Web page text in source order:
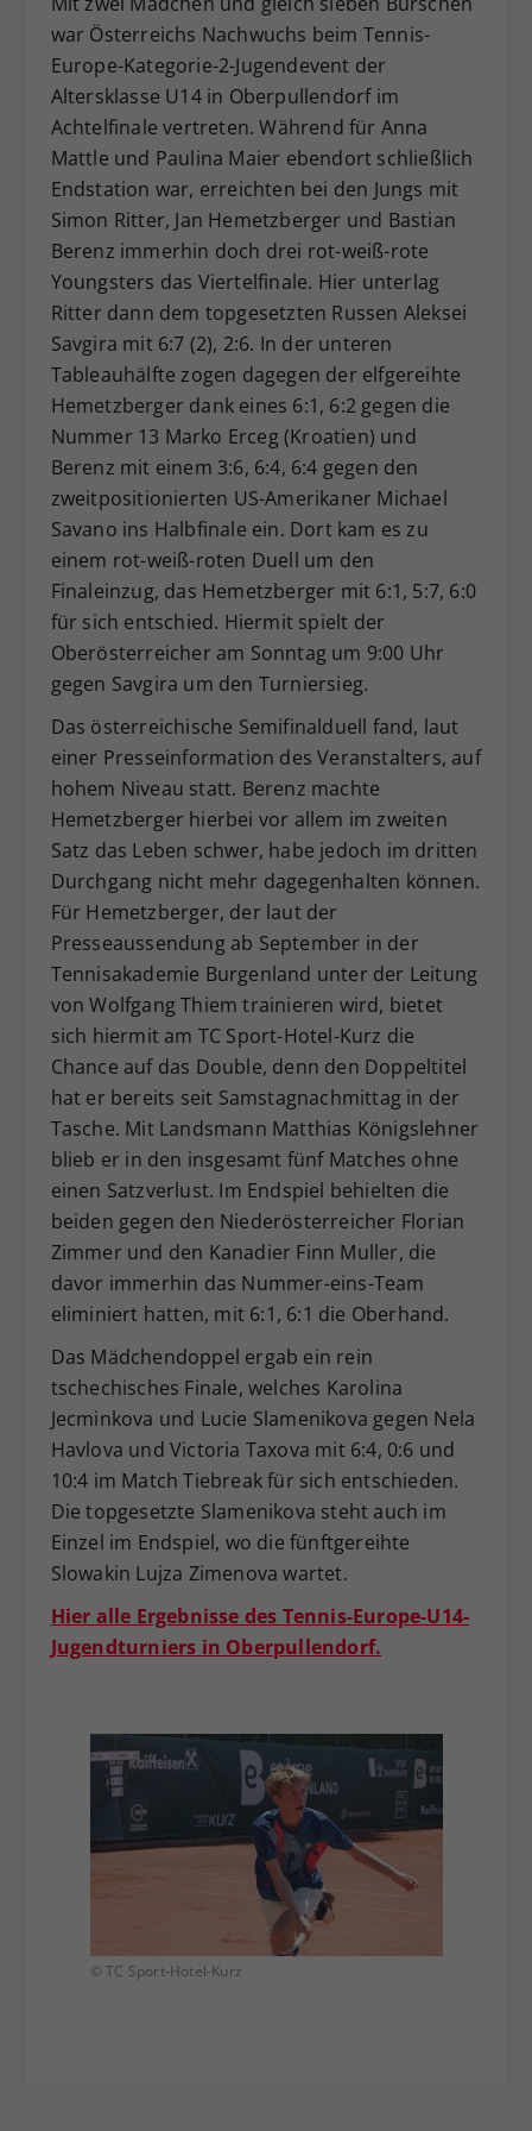
war Österreichs Nachwuchs beim Tennis-
Europe-Kategorie-2-Jugendevent der
Altersklasse U14 in Oberpullendorf im
Achtelfinale vertreten. Während für Anna
Mattle und Paulina Maier ebendort schließlich
Endstation war, erreichten bei den Jungs mit
Simon Ritter, Jan Hemetzberger und Bastian
Berenz immerhin doch drei rot-weiß-rote
Youngsters das Viertelfinale. Hier unterlag
Ritter dann dem topgesetzten Russen Aleksei
Savgira mit 6:7 (2), 2:6. In der unteren
Tableauhälfte zogen dagegen der elfgereihte
Hemetzberger dank eines 6:1, 6:2 gegen die
Nummer 13 Marko Erceg (Kroatien) und
Berenz mit einem 3:6, 6:4, 6:4 gegen den
zweitpositionierten US-Amerikaner Michael
Savano ins Halbfinale ein. Dort kam es zu
einem rot-weiß-roten Duell um den
Finaleinzug, das Hemetzberger mit 6:1, 5:7, 6:0
für sich entschied. Hiermit spielt der
Oberösterreicher am Sonntag um 9:00 Uhr
gegen Savgira um den Turniersieg.
Das österreichische Semifinalduell fand, laut
einer Presseinformation des Veranstalters, auf
hohem Niveau statt. Berenz machte
Hemetzberger hierbei vor allem im zweiten
Satz das Leben schwer, habe jedoch im dritten
Durchgang nicht mehr dagegenhalten können.
Für Hemetzberger, der laut der
Presseaussendung ab September in der
Tennisakademie Burgenland unter der Leitung
von Wolfgang Thiem trainieren wird, bietet
sich hiermit am TC Sport-Hotel-Kurz die
Chance auf das Double, denn den Doppeltitel
hat er bereits seit Samstagnachmittag in der
Tasche. Mit Landsmann Matthias Königslehner
blieb er in den insgesamt fünf Matches ohne
einen Satzverlust. Im Endspiel behielten die
beiden gegen den Niederösterreicher Florian
Zimmer und den Kanadier Finn Muller, die
davor immerhin das Nummer-eins-Team
eliminiert hatten, mit 6:1, 6:1 die Oberhand.
Das Mädchendoppel ergab ein rein
tschechisches Finale, welches Karolina
Jecminkova und Lucie Slamenikova gegen Nela
Havlova und Victoria Taxova mit 6:4, 0:6 und
10:4 im Match Tiebreak für sich entschieden.
Die topgesetzte Slamenikova steht auch im
Einzel im Endspiel, wo die fünftgereihte
Slowakin Lujza Zimenova wartet.
Hier alle Ergebnisse des Tennis-Europe-U14-
Jugendturniers in Oberpullendorf.
© TC Sport-Hotel-Kurz
Zweck
Dieser Wert speichert Ihre Consent-
Einstellungen. Unter anderem eine
zufällig generierte ID, für die
historische Speicherung Ihrer
vorgenommen Einstellungen, falls der
Webseiten-Betreiber dies eingestellt
hat.